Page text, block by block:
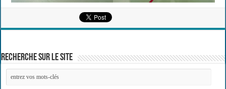
Recherche sur le site